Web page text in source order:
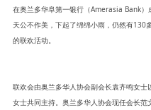
在奥兰多华阜第一银行（Amerasia Bank）
天公不作美，下起了绵绵小雨，仍然有130
的联欢活动。
联欢会由奥兰多华人协会副会长袁齐鸣女士
女士共同主持。奥兰多华人协会现任会长范